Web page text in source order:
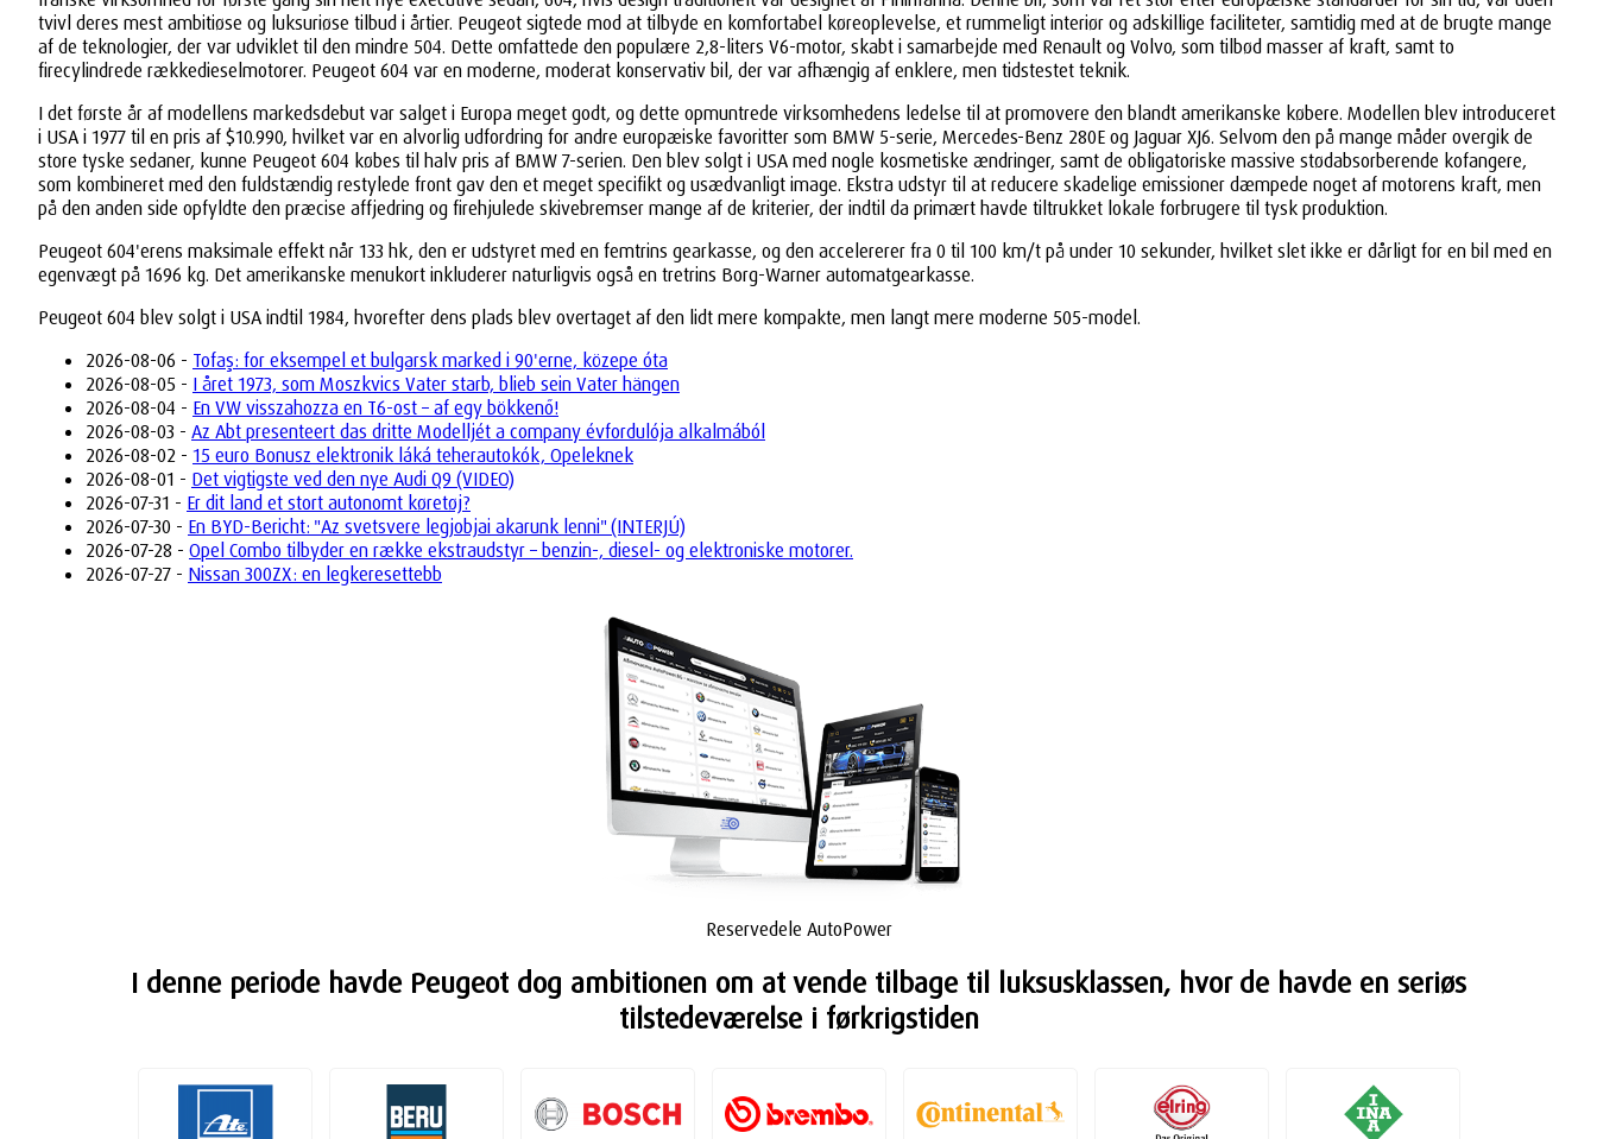
tvivl deres mest ambitiøse og luksuriøse tilbud i årtier. Peugeot sigtede mod at tilbyde en komfortabel køreoplevelse, et rummeligt interiør og adskillige faciliteter, samtidig med at de brugte mange
af de teknologier, der var udviklet til den mindre 504. Dette omfattede den populære 2,8-liters V6-motor, skabt i samarbejde med Renault og Volvo, som tilbød masser af kraft, samt to
firecylindrede rækkedieselmotorer. Peugeot 604 var en moderne, moderat konservativ bil, der var afhængig af enklere, men tidstestet teknik.
I det første år af modellens markedsdebut var salget i Europa meget godt, og dette opmuntrede virksomhedens ledelse til at promovere den blandt amerikanske købere. Modellen blev introduceret
i USA i 1977 til en pris af $10.990, hvilket var en alvorlig udfordring for andre europæiske favoritter som BMW 5-serie, Mercedes-Benz 280E og Jaguar XJ6. Selvom den på mange måder overgik de
store tyske sedaner, kunne Peugeot 604 købes til halv pris af BMW 7-serien. Den blev solgt i USA med nogle kosmetiske ændringer, samt de obligatoriske massive stødabsorberende kofangere,
som kombineret med den fuldstændig restylede front gav den et meget specifikt og usædvanligt image. Ekstra udstyr til at reducere skadelige emissioner dæmpede noget af motorens kraft, men
på den anden side opfyldte den præcise affjedring og firehjulede skivebremser mange af de kriterier, der indtil da primært havde tiltrukket lokale forbrugere til tysk produktion.
Peugeot 604'erens maksimale effekt når 133 hk, den er udstyret med en femtrins gearkasse, og den accelererer fra 0 til 100 km/t på under 10 sekunder, hvilket slet ikke er dårligt for en bil med en
egenvægt på 1696 kg. Det amerikanske menukort inkluderer naturligvis også en tretrins Borg-Warner automatgearkasse.
Peugeot 604 blev solgt i USA indtil 1984, hvorefter dens plads blev overtaget af den lidt mere kompakte, men langt mere moderne 505-model.
2026-08-06 - Tofaş: for eksempel et bulgarsk marked i 90'erne, közepe óta
2026-08-05 - I året 1973, som Moszkvics Vater starb, blieb sein Vater hängen
2026-08-04 - En VW visszahozza en T6-ost – af egy bökkenő!
2026-08-03 - Az Abt presenteert das dritte Modelljét a company évfordulója alkalmából
2026-08-02 - 15 euro Bonusz elektronik láká teherautokók, Opeleknek
2026-08-01 - Det vigtigste ved den nye Audi Q9 (VIDEO)
2026-07-31 - Er dit land et stort autonomt køretøj?
2026-07-30 - En BYD-Bericht: "Az svetsvere legjobjai akarunk lenni" (INTERJÚ)
2026-07-28 - Opel Combo tilbyder en række ekstraudstyr – benzin-, diesel- og elektroniske motorer.
2026-07-27 - Nissan 300ZX: en legkeresettebb
Reservedele AutoPower
I denne periode havde Peugeot dog ambitionen om at vende tilbage til luksusklassen, hvor de havde en seriøs
tilstedeværelse i førkrigstiden